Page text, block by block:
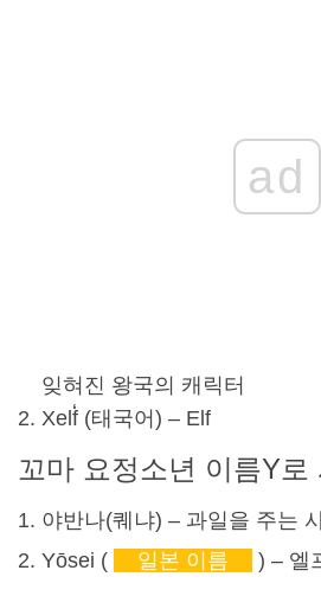
ad
잊혀진 왕국의 캐릭터
Xelf̒ (태국어) – Elf
꼬마 요정소년 이름Y로
야반나(퀘냐) – 과일을 주는
Yōsei (
일본 이름 ) – 엘